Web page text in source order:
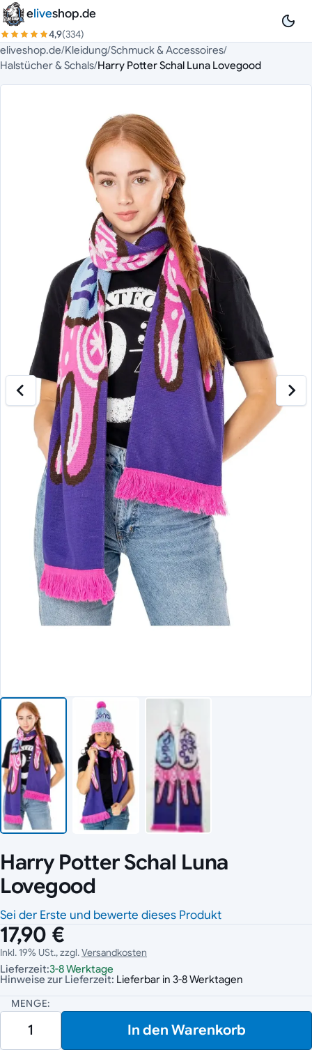
Zum Inhalt springen
eliveshop.de
4,9(334)
eliveshop.de/Kleidung/Schmuck & Accessoires/
Halstücher & Schals/Harry Potter Schal Luna Lovegood
Harry Potter Schal Luna
Lovegood
Sei der Erste und bewerte dieses Produkt
17,90 €
Inkl. 19% USt., zzgl.Versandkosten
Lieferzeit:3-8 Werktage
Hinweise zur Lieferzeit: Lieferbar in 3-8 Werktagen
MENGE:
In den Warenkorb